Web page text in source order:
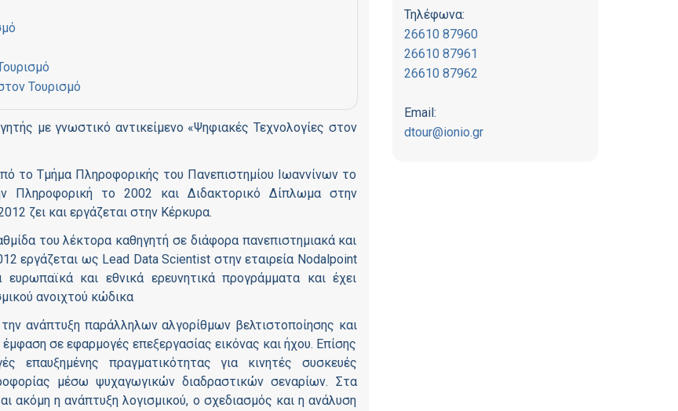
Τουρισμό
με γνωστικό αντικείμενο «Ψηφιακές Τεχνολογίες στον
το Τμήμα Πληροφορικής του Πανεπιστημίου Ιωαννίνων το
Πληροφορική το 2002 και Διδακτορικό Δίπλωμα στην
ζει και εργάζεται στην Κέρκυρα.
του λέκτορα καθηγητή σε διάφορα πανεπιστημιακά και
εργάζεται ως Lead Data Scientist στην εταιρεία Nodalpoint
και εθνικά ερευνητικά προγράμματα και έχει
ανοιχτού κώδικα
ανάπτυξη παράλληλων αλγορίθμων βελτιστοποίησης και
σε εφαρμογές επεξεργασίας εικόνας και ήχου. Επίσης
επαυξημένης πραγματικότητας για κινητές συσκευές
μέσω ψυχαγωγικών διαδραστικών σεναρίων. Στα
ακόμη η ανάπτυξη λογισμικού, ο σχεδιασμός και η ανάλυση
Τηλέφωνα:
26610 87960
26610 87961
26610 87962
Email:
dtour@ionio.gr